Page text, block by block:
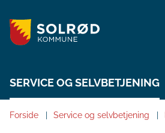
SERVICE OG SELVBETJENING
Forside Service og selvbetjening